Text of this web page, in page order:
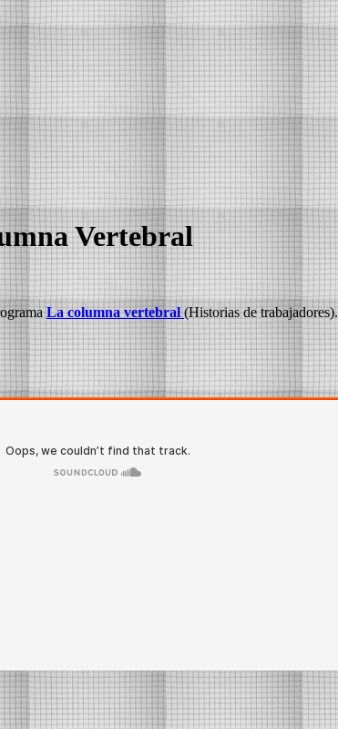
Vertebral
La columna vertebral(Historias de trabajadores).